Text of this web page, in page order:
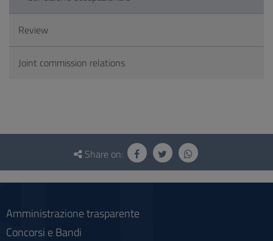
Review
Joint commission relations
Questionnaire
social
Share on:
Amministrazione trasparente
Concorsi e Bandi